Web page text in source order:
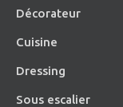
Décorateur
Cuisine
Dressing
Sous escalier